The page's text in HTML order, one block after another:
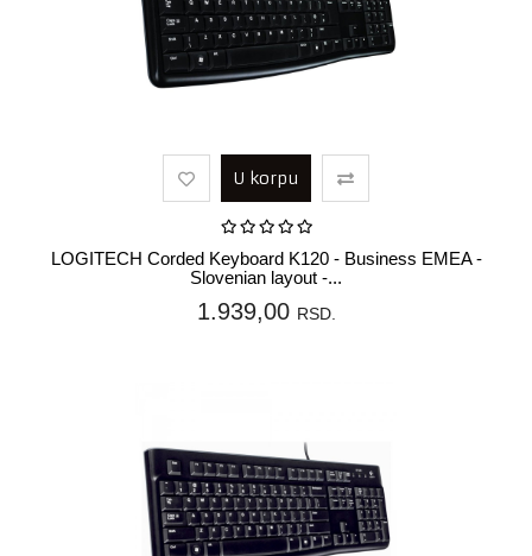
U korpu
LOGITECH Corded Keyboard K120 - Business EMEA -
Slovenian layout -...
1.939,00 RSD.